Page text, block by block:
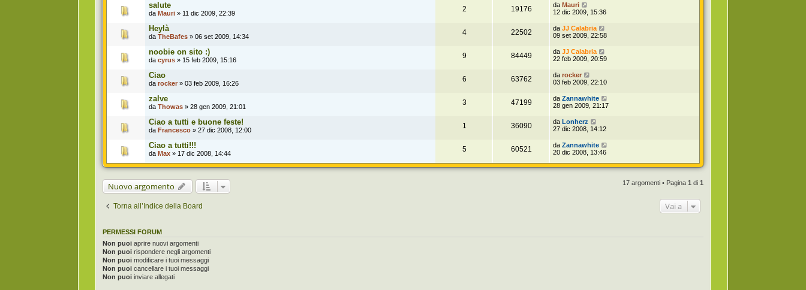
salute
da Mauri » 11 dic 2009, 22:39 2 19176 da Mauri
12 dic 2009, 15:36
Heylà
da TheBafes » 06 set 2009, 14:34 4 22502 da JJ Calabria
09 set 2009, 22:58
noobie on sito :)
da cyrus » 15 feb 2009, 15:16 9 84449 da JJ Calabria
22 feb 2009, 20:59
Ciao
da rocker » 03 feb 2009, 16:26 6 63762 da rocker
03 feb 2009, 22:10
zalve
da Thowas » 28 gen 2009, 21:01 3 47199 da Zannawhite
28 gen 2009, 21:17
Ciao a tutti e buone feste!
da Francesco » 27 dic 2008, 12:00 1 36090 da Lonherz
27 dic 2008, 14:12
Ciao a tutti!!!
da Max » 17 dic 2008, 14:44 5 60521 da Zannawhite
20 dic 2008, 13:46
Nuovo argomento 17 argomenti • Pagina 1 di 1
Torna all’Indice della Board Vai a
PERMESSI FORUM
Non puoi aprire nuovi argomenti
Non puoi rispondere negli argomenti
Non puoi modificare i tuoi messaggi
Non puoi cancellare i tuoi messaggi
Non puoi inviare allegati